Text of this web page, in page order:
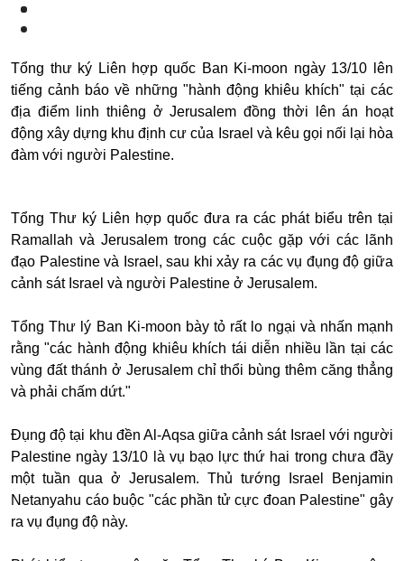
Tổng thư ký Liên hợp quốc Ban Ki-moon ngày 13/10 lên
tiếng cảnh báo về những "hành động khiêu khích" tại các
địa điểm linh thiêng ở Jerusalem đồng thời lên án hoạt
động xây dựng khu định cư của Israel và kêu gọi nối lại hòa
đàm với người Palestine.
Tổng Thư ký Liên hợp quốc đưa ra các phát biểu trên tại
Ramallah và Jerusalem trong các cuộc gặp với các lãnh
đạo Palestine và Israel, sau khi xảy ra các vụ đụng độ giữa
cảnh sát Israel và người Palestine ở Jerusalem.
Tổng Thư lý Ban Ki-moon bày tỏ rất lo ngại và nhấn mạnh
rằng "các hành động khiêu khích tái diễn nhiều lần tại các
vùng đất thánh ở Jerusalem chỉ thổi bùng thêm căng thẳng
và phải chấm dứt."
Đụng độ tại khu đền Al-Aqsa giữa cảnh sát Israel với người
Palestine ngày 13/10 là vụ bạo lực thứ hai trong chưa đầy
một tuần qua ở Jerusalem. Thủ tướng Israel Benjamin
Netanyahu cáo buộc "các phần tử cực đoan Palestine" gây
ra vụ đụng độ này.